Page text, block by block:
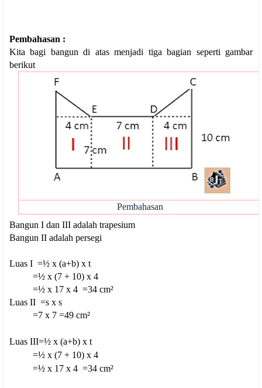
Pembahasan :
Kita bagi bangun di atas menjadi tiga bagian seperti gambar
berikut
Pembahasan
Bangun I dan III adalah trapesium
Bangun II adalah persegi
Luas I =½ x (a+b) x t
=½ x (7 + 10) x 4
=½ x 17 x 4 =34 cm²
Luas II =s x s
=7 x 7 =49 cm²
Luas III=½ x (a+b) x t
=½ x (7 + 10) x 4
=½ x 17 x 4 =34 cm²